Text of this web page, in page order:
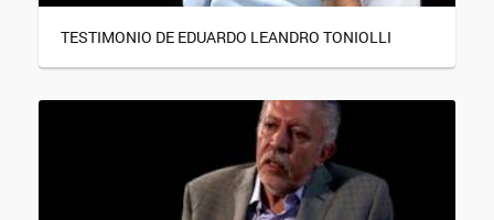
TESTIMONIO DE EDUARDO LEANDRO TONIOLLI